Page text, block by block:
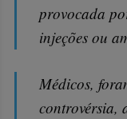
provocada
injeções ou
Médicos,
controvérsia,